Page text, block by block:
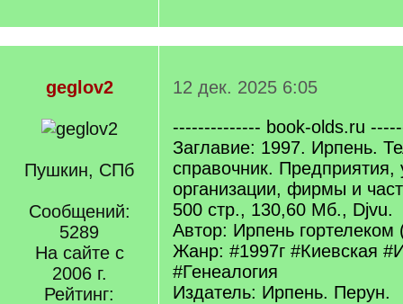
geglov2
Пушкин, СПб
Сообщений:
5289
На сайте с
2006 г.
Рейтинг:
12 дек. 2025 6:05
-------------- book-olds.ru
Заглавие: 1997. Ирпень.
справочник. Предприятия,
организации, фирмы и
500 стр., 130,60 Мб., Djvu.
Автор: Ирпень гортелеком
Жанр: #1997г #Киевская
#Генеалогия
Издатель: Ирпень. Перун.